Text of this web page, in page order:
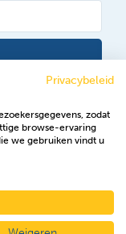
Privacybeleid
zodat
browse-ervaring
we gebruiken vindt u